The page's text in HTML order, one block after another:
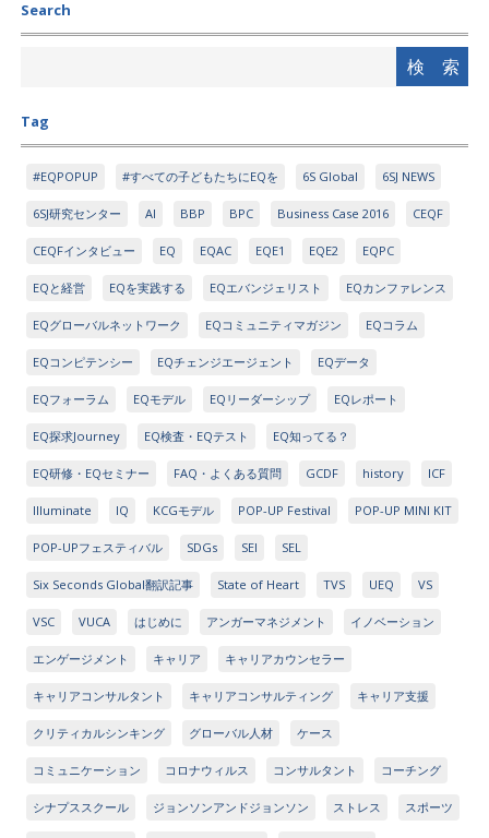
Search
Tag
#EQPOPUP #すべての子どもたちにEQを 6S Global 6SJ NEWS
6SJ研究センター AI BBP BPC Business Case 2016 CEQF
CEQFインタビュー EQ EQAC EQE1 EQE2 EQPC
EQと経営 EQを実践する EQエバンジェリスト EQカンファレンス
EQグローバルネットワーク EQコミュニティマガジン EQコラム
EQコンピテンシー EQチェンジエージェント EQデータ
EQフォーラム EQモデル EQリーダーシップ EQレポート
EQ探求Journey EQ検査・EQテスト EQ知ってる？
EQ研修・EQセミナー FAQ・よくある質問 GCDF history ICF
Illuminate IQ KCGモデル POP-UP Festival POP-UP MINI KIT
POP-UPフェスティバル SDGs SEI SEL
Six Seconds Global翻訳記事 State of Heart TVS UEQ VS
VSC VUCA はじめに アンガーマネジメント イノベーション
エンゲージメント キャリア キャリアカウンセラー
キャリアコンサルタント キャリアコンサルティング キャリア支援
クリティカルシンキング グローバル人材 ケース
コミュニケーション コロナウィルス コンサルタント コーチング
シナプススクール ジョンソンアンドジョンソン ストレス スポーツ